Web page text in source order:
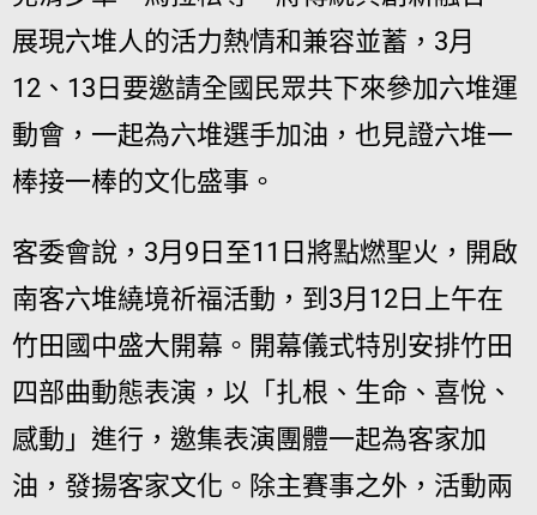
展現六堆人的活力熱情和兼容並蓄，3月
12、13日要邀請全國民眾共下來參加六堆運
動會，一起為六堆選手加油，也見證六堆一
棒接一棒的文化盛事。
客委會說，3月9日至11日將點燃聖火，開啟
南客六堆繞境祈福活動，到3月12日上午在
竹田國中盛大開幕。開幕儀式特別安排竹田
四部曲動態表演，以「扎根、生命、喜悅、
感動」進行，邀集表演團體一起為客家加
油，發揚客家文化。除主賽事之外，活動兩